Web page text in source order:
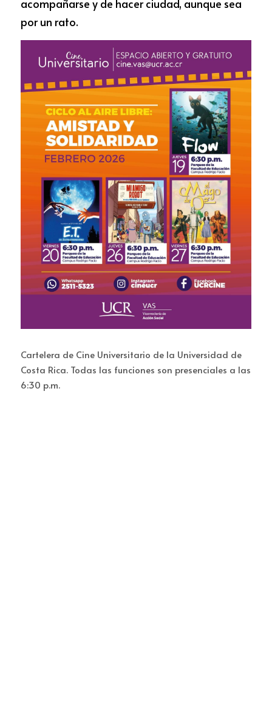
acompañarse y de hacer ciudad, aunque sea
por un rato.
Cartelera de Cine Universitario de la Universidad de
Costa Rica. Todas las funciones son presenciales a las
6:30 p.m.